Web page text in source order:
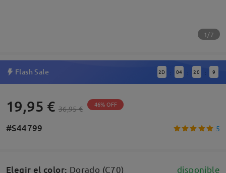
1/7
Flash Sale 2D : 04 : 20 : 8
19,95 € 36,95 € 46% OFF
#S44799 5
Elegir el color: Dorado (C70) disponible